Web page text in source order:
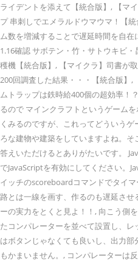
ライデントを添えて【統合版】, 【マ
プ 串刺しでエメラルドウマウマ！【
ム数を増減することで遅延時間を自在
1.16確認 サボテン・竹・サトウキビ
穫機【統合版】, 【マイクラ】司書が
200回調査した結果・・・【統合版】,
ムトラップは鉄時給400個の超効率！
るので マインクラフトというゲーム
くみるのですが、これってどういう
ろな建物や建築をしていますよね。
答えいただけるとありがたいです。
でJavaScriptを有効にしてください。
イッチのscoreboardコマンドでタイ
路とは一線を画す、作るのも遅延さ
ーの実力をとくと見よ！！, 向こう側
たコンパレーターを並べて設置し、
はボタンじゃなくても良いし、出力
もかまいません。, コンパレーターは